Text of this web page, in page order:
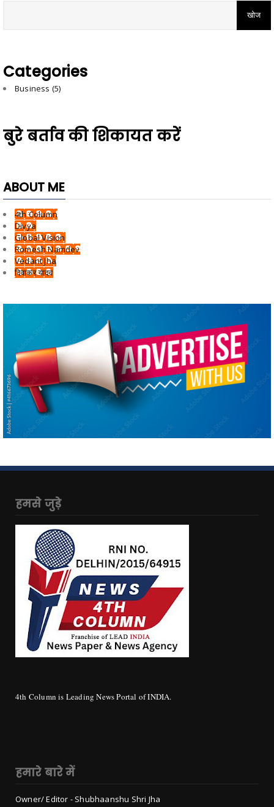
Categories
Business (5)
बुरे बर्ताव की शिकायत करें
ABOUT ME
4th Column
Divya
Global Vision
Romesh Namdev
Vedant Jha
दिवाकर यादव
हमसे जुड़े
4th Column is Leading News Portal of INDIA.
हमारे बारे में
Owner/ Editor - Shubhaanshu Shri Jha